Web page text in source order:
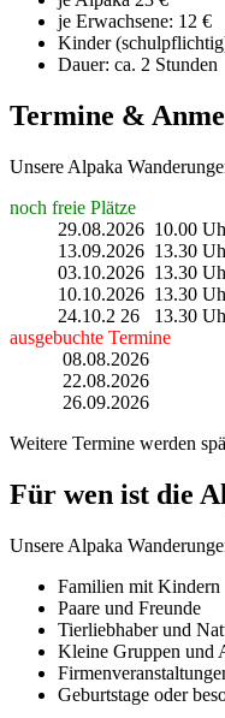
je Erwachsene: 12 €
Kinder
Dauer: ca. 2 Stunden
Termine &
Unsere Alpaka
noch freie Plätze
29.08.2026 10.00
13.09.2026 13.30
03.10.2026 13.30
10.10.2026 13.30
24.10.2 26 13.30
ausgebuchte Termine
08.08.2026
22.08.2026
26.09.2026
Weitere Termine werden
Für wen ist die
Unsere Alpaka
Familien mit Kindern
Paare und Freunde
Tierliebhaber und
Kleine Gruppen und
Geburtstage oder